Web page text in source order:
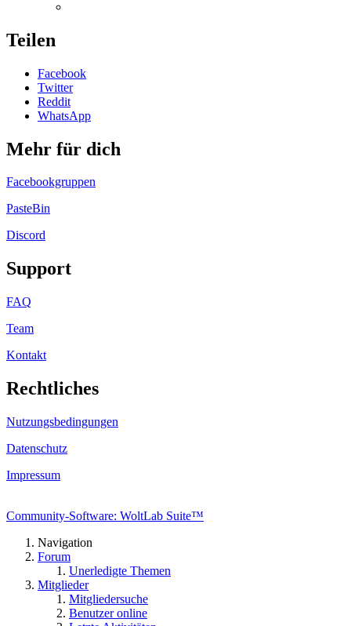
Teilen
Facebook
Twitter
Reddit
WhatsApp
Mehr für dich
Facebookgruppen
PasteBin
Discord
Support
FAQ
Team
Kontakt
Rechtliches
Nutzungsbedingungen
Datenschutz
Impressum
Community-Software: WoltLab Suite™
Navigation
Forum
Unerledigte Themen
Mitglieder
Mitgliedersuche
Benutzer online